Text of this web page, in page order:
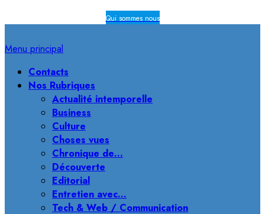
Qui sommes nous
Menu principal
Contacts
Nos Rubriques
Actualité intemporelle
Business
Culture
Choses vues
Chronique de…
Découverte
Editorial
Entretien avec…
Tech & Web / Communication